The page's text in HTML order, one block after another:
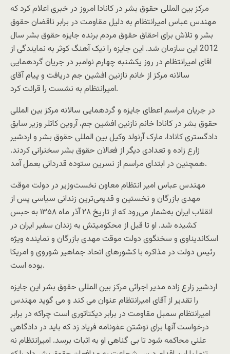
مرکز بین المللی حقوق بشر در کانادا امروز در خبری اعلام کرد که
مهندس عباس امیرانتظام به دلیل مقاومت در برابر ناقضان حقوق
بشر و تلاش برای احقاق حقوق مردم برنده جایزه حقوق بشر سال
2012 این سازمان شد. این جایزه را نیک آهنگ کوثر به نمایندگی از
اقای امیرانتظام در روز یکشنبه چهارم نوامبر در جریان گردهمایی
سالانه مرکز از خانم نازنین افشین جم دریافت و پیام آقای
امیرانتظام به نشست را قرائت کرد.
در جریان مراسم اعطای جایزه و گردهمایی سالانه مرکز بین المللی
حقوق بشر در کانادا خانم نازنین افشین جم، آروین کاتلر وزیر سابق
دادگستری کانادا، مارک آرنولد وکیل بین المللی حقوق بشر و اردشیر
زارع زاده و تعدادی دیگر از فعالان حقوق بشر سخنرانی کردند.
همچنین در ابتدای مراسم از نسرین ستوده قدردانی بعمل آمد.
مهندس عباس امیر انتظام معاون نخست‌وزیر در دولت موقت
مهدی بازرگان و نخستین و قدیمی‌ترین زندانی سیاسی پس از
انقلاب ایران به‌شمار می‌رود که از تاریخ ۲۸ آذر ماه ۱۳۵۸ به حبس
کشیده شد. او تا قبل از محکومیتش به زندان سفیر ایران در
اسکاندیناوی و سخنگوی دولت موقت مهدی بازرگان و نماینده ویژه
رئیس دولت در مذاکره با کشورهای اتحاد جماهیر شوروی و امریکا
بوده ‌است.
اردشیر زارع زاده مدیر اجرائی مرکز بین المللی حقوق بشر این جایزه
را تقدیر از آقای امیرانتظام عنوان می کند و می گوید مهندس
امیرانتظام سمبل مقاومت در برابر دیکتاتوری است چراکه در برابر
درخواست آنها برای نوشتن عفونامه فریاد زد که باید در دادگاهی
علنی محاکمه شود تا بی گناهی او به اثبات برسد. امیرانتظام نه